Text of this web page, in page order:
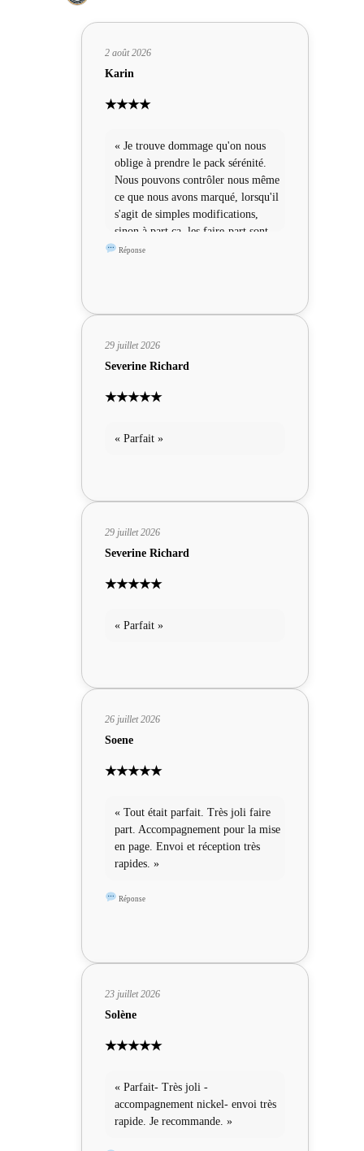
2 août 2026
Karin
★★★★
« Je trouve dommage qu'on nous
oblige à prendre le pack sérénité.
Nous pouvons contrôler nous même
ce que nous avons marqué, lorsqu'il
s'agit de simples modifications,
sinon à part ça, les faire-part sont
sympas »
Réponse
29 juillet 2026
Severine Richard
★★★★★
« Parfait »
29 juillet 2026
Severine Richard
★★★★★
« Parfait »
26 juillet 2026
Soene
★★★★★
« Tout était parfait. Très joli faire
part. Accompagnement pour la mise
en page. Envoi et réception très
rapides. »
Réponse
23 juillet 2026
Solène
★★★★★
« Parfait- Très joli -
accompagnement nickel- envoi très
rapide. Je recommande. »